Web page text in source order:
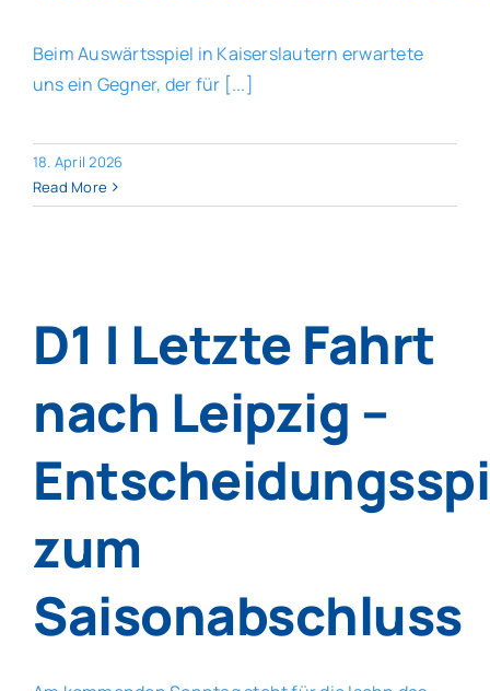
Beim Auswärtsspiel in Kaiserslautern erwartete
uns ein Gegner, der für [...]
18. April 2026
Read More
D1 | Letzte Fahrt
nach Leipzig –
zum
Saisonabschluss